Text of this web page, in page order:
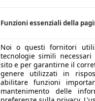
Funzioni essenziali della
Noi o questi fornitori
tecnologie simili
sito e per garantirne il
genere utilizzati in
abilitare funzioni
mantenimento delle